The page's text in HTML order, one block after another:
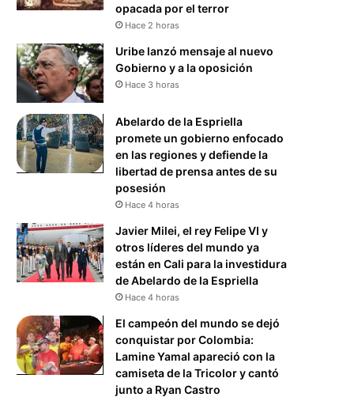
opacada por el terror
Hace 2 horas
Uribe lanzó mensaje al nuevo
Gobierno y a la oposición
Hace 3 horas
Abelardo de la Espriella
promete un gobierno enfocado
en las regiones y defiende la
libertad de prensa antes de su
posesión
Hace 4 horas
Javier Milei, el rey Felipe VI y
otros líderes del mundo ya
están en Cali para la investidura
de Abelardo de la Espriella
Hace 4 horas
El campeón del mundo se dejó
conquistar por Colombia:
Lamine Yamal apareció con la
camiseta de la Tricolor y cantó
junto a Ryan Castro